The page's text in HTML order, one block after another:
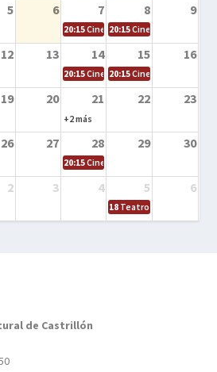
5 6 7 8 9
20:15Cine en la calle – El niño y la
20:15Cine en la calle –
12 13 14 15 16
20:15Cine en la calle – Tortugas
20:15Cine en la calle –
19 20 21 22 23
+2 más
26 27 28 29 30
20:15Cine en el calle – Tintín y el
2 3 4 5 6
18 Teatro – Tres
de Castrillón